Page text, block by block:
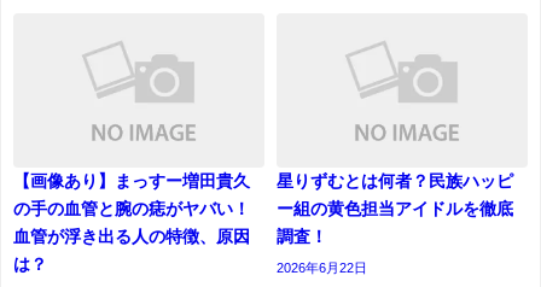
【画像あり】まっすー増田貴久
の手の血管と腕の痣がヤバい！
血管が浮き出る人の特徴、原因
は？
星りずむとは何者？民族ハッピ
ー組の黄色担当アイドルを徹底
調査！
2026年6月22日